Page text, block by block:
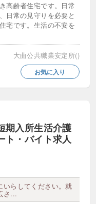
高齢者住宅です。日常
日常の見守りを必要と
宅です。生活の不安を
大曲公共職業安定所()
お気に入り
期入所生活介護
ト・バイト求人
いらしてください。就
さ...